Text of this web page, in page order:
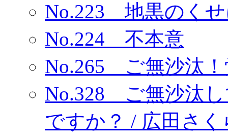
No.223 地黒のく
No.224 不本意
No.265 ご無沙汰
No.328 ご無沙汰
ですか？ / 広田さく